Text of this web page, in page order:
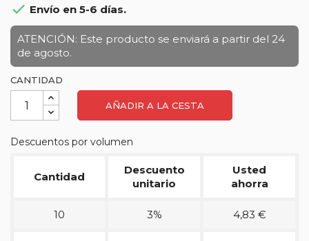
 Envío en 5-6 días.
ATENCIÓN: Este producto se enviará a partir del 24
de agosto.
CANTIDAD
AÑADIR A LA CESTA
Descuentos por volumen
Cantidad
Descuento
unitario
Usted
ahorra
10 3% 4,83 €